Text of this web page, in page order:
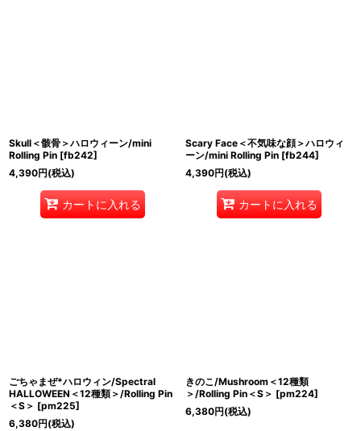
Skull＜骸骨＞ハロウィーン/mini
Rolling Pin [fb242]
4,390円(税込)
カートに入れる
Scary Face＜不気味な顔＞ハロウィ
ーン/mini Rolling Pin [fb244]
4,390円(税込)
カートに入れる
ごちゃまぜ*ハロウィン/Spectral
HALLOWEEN＜12種類＞/Rolling Pin
＜S＞ [pm225]
6,380円(税込)
きのこ/Mushroom＜12種類
＞/Rolling Pin＜S＞ [pm224]
6,380円(税込)